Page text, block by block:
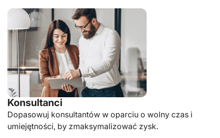
Konsultanci
Dopasowuj konsultantów w oparciu o wolny czas i
umiejętności, by zmaksymalizować zysk.